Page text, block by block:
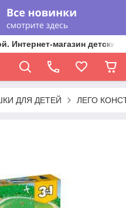
Интернет-магазин
ДЛЯ ДЕТЕЙ ЛЕГО